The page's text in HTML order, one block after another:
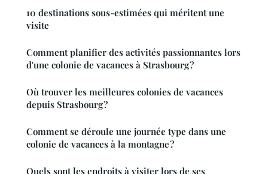
10 destinations sous-estimées qui méritent une
visite
Comment planifier des activités passionnantes lors
d'une colonie de vacances à Strasbourg ?
Où trouver les meilleures colonies de vacances
depuis Strasbourg ?
Comment se déroule une journée type dans une
colonie de vacances à la montagne ?
Quels sont les endroits à visiter lors de ses